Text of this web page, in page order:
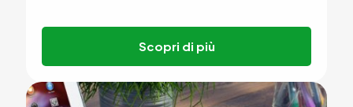
Scopri di più